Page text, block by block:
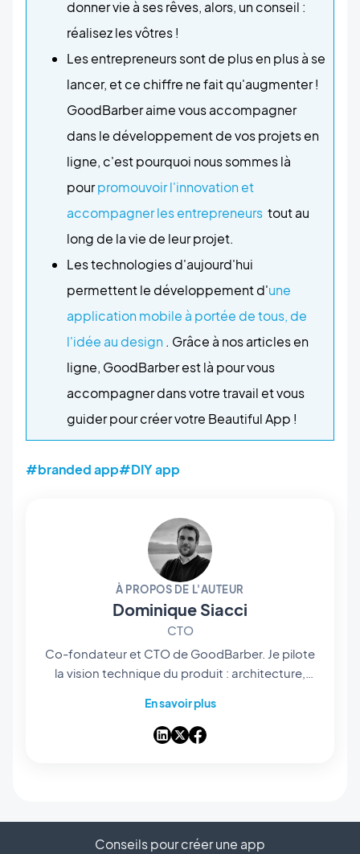
donner vie à ses rêves, alors, un conseil :
réalisez les vôtres !
Les entrepreneurs sont de plus en plus à se
lancer, et ce chiffre ne fait qu'augmenter !
GoodBarber aime vous accompagner
dans le développement de vos projets en
ligne, c'est pourquoi nous sommes là
pourpromouvoir l'innovation et
accompagner les entrepreneurs tout au
long de la vie de leur projet.
Les technologies d'aujourd'hui
permettent le développement d'une
application mobile à portée de tous, de
l'idée au design. Grâce à nos articles en
ligne, GoodBarber est là pour vous
accompagner dans votre travail et vous
guider pour créer votre Beautiful App !
#branded app#DIY app
À PROPOS DE L'AUTEUR
Dominique Siacci
CTO
Co-fondateur et CTO de GoodBarber. Je pilote
la vision technique du produit : architecture,
de l'IA au cœur de la plateforme. Développeur
dans l'âme, je reste proche du code et des
En savoir plus
Conseils pour créer une app